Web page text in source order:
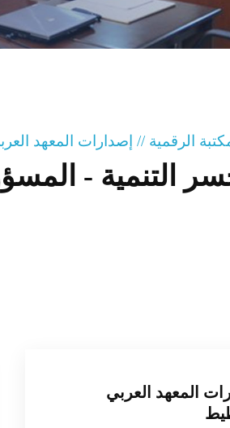
الرقمية // إصدارات المعهد
التنمية -
المعهد العربي